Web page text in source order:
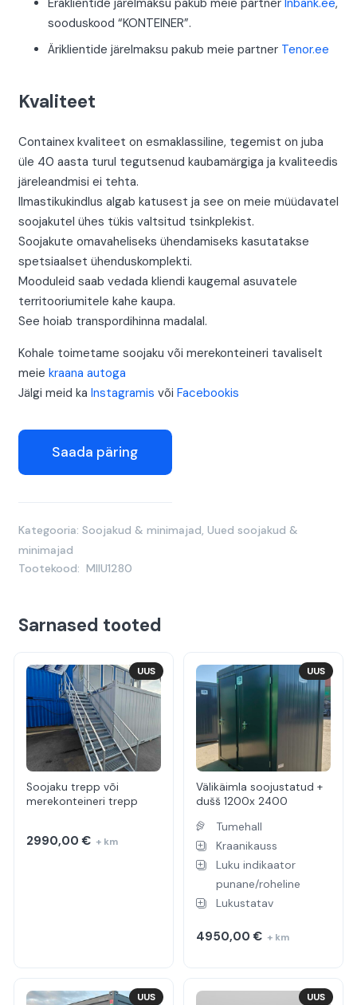
Eraklientide järelmaksu pakub meie partner Inbank.ee,
sooduskood “KONTEINER”.
Äriklientide järelmaksu pakub meie partner Tenor.ee
Kvaliteet
Containex kvaliteet on esmaklassiline, tegemist on juba
üle 40 aasta turul tegutsenud kaubamärgiga ja kvaliteedis
järeleandmisi ei tehta.
Ilmastikukindlus algab katusest ja see on meie müüdavatel
soojakutel ühes tükis valtsitud tsinkplekist.
Soojakute omavaheliseks ühendamiseks kasutatakse
spetsiaalset ühenduskomplekti.
Mooduleid saab vedada kliendi kaugemal asuvatele
territooriumitele kahe kaupa.
See hoiab transpordihinna madalal.
Kohale toimetame soojaku või merekonteineri tavaliselt
meie kraana autoga
Jälgi meid ka Instagramis või Facebookis
Saada päring
Kategooria: Soojakud & minimajad, Uued soojakud &
minimajad
Tootekood: MIIU1280
Sarnased tooted
Soojaku trepp või
merekonteineri trepp
2990,00€ + km
UUS
Välikäimla soojustatud +
dušš 1200x 2400
Tumehall
Kraanikauss
Luku indikaator
punane/roheline
Lukustatav
4950,00€ + km
UUS
UUS UUS